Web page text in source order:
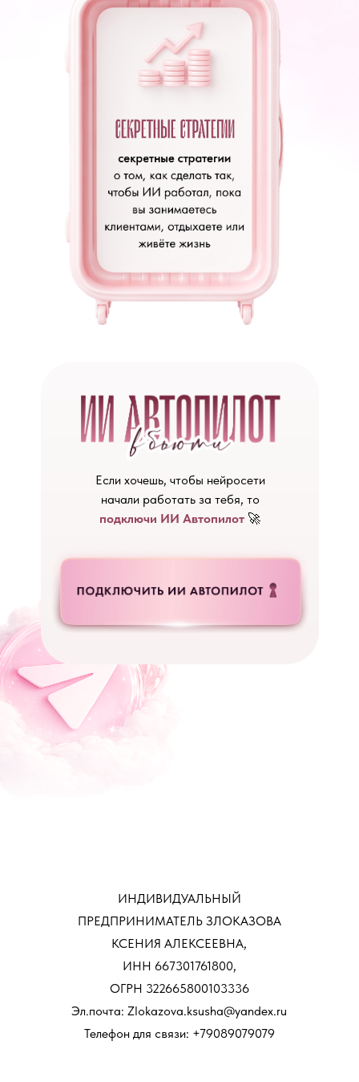
Если хочешь, чтобы нейросети
начали работать за тебя, то
подключи ИИ Автопилот 🚀
ИНДИВИДУАЛЬНЫЙ
ПРЕДПРИНИМАТЕЛЬ ЗЛОКАЗОВА
КСЕНИЯ АЛЕКСЕЕВНА,
ИНН 667301761800,
ОГРН 322665800103336
Эл.почта: Zlokazova.ksusha@yandex.ru
Телефон для связи: +79089079079